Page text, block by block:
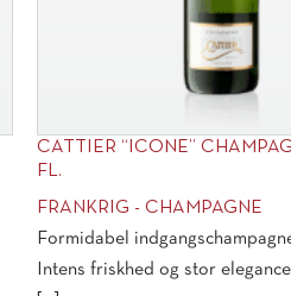
CATTIER “ICONE”
FL.
FRANKRIG - CHAMPAGNE
Formidabel
Intens friskhed og stor